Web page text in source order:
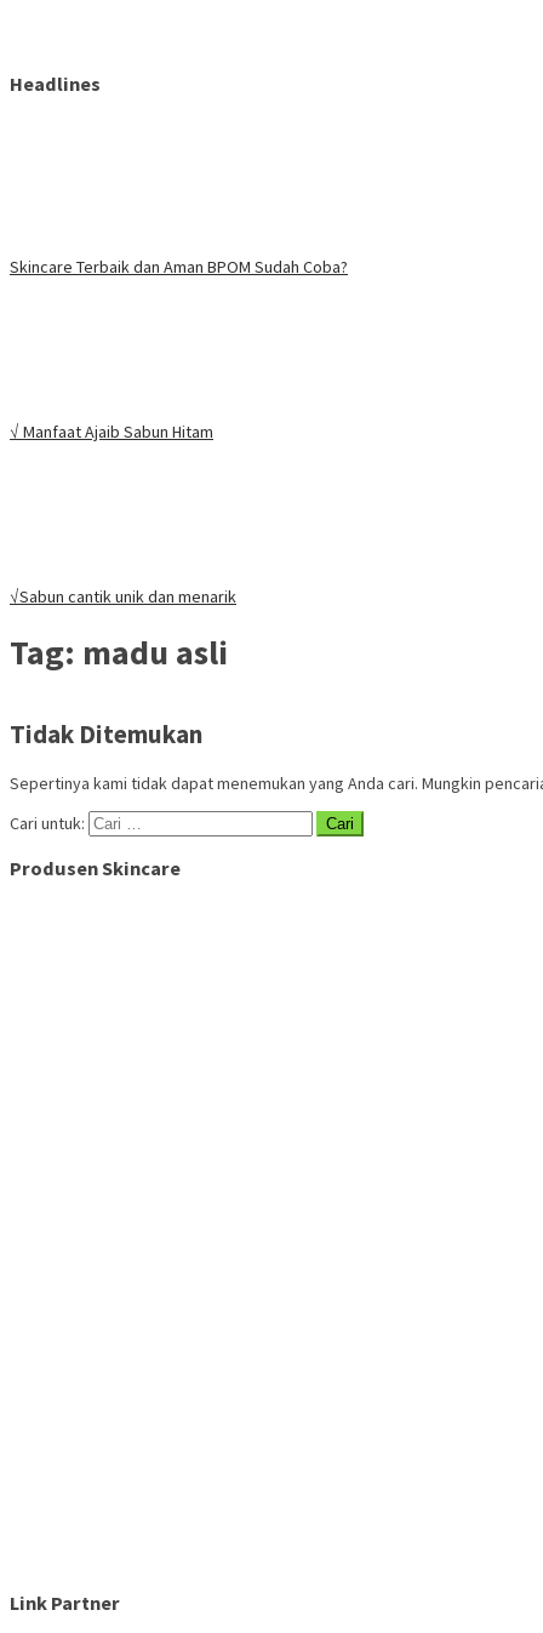
Headlines
Skincare Terbaik dan Aman BPOM Sudah Coba?
√ Manfaat Ajaib Sabun Hitam
√Sabun cantik unik dan menarik
Tag: madu asli
Tidak Ditemukan
Sepertinya kami tidak dapat menemukan yang Anda cari. Mungkin
Cari untuk:
Produsen Skincare
Link Partner